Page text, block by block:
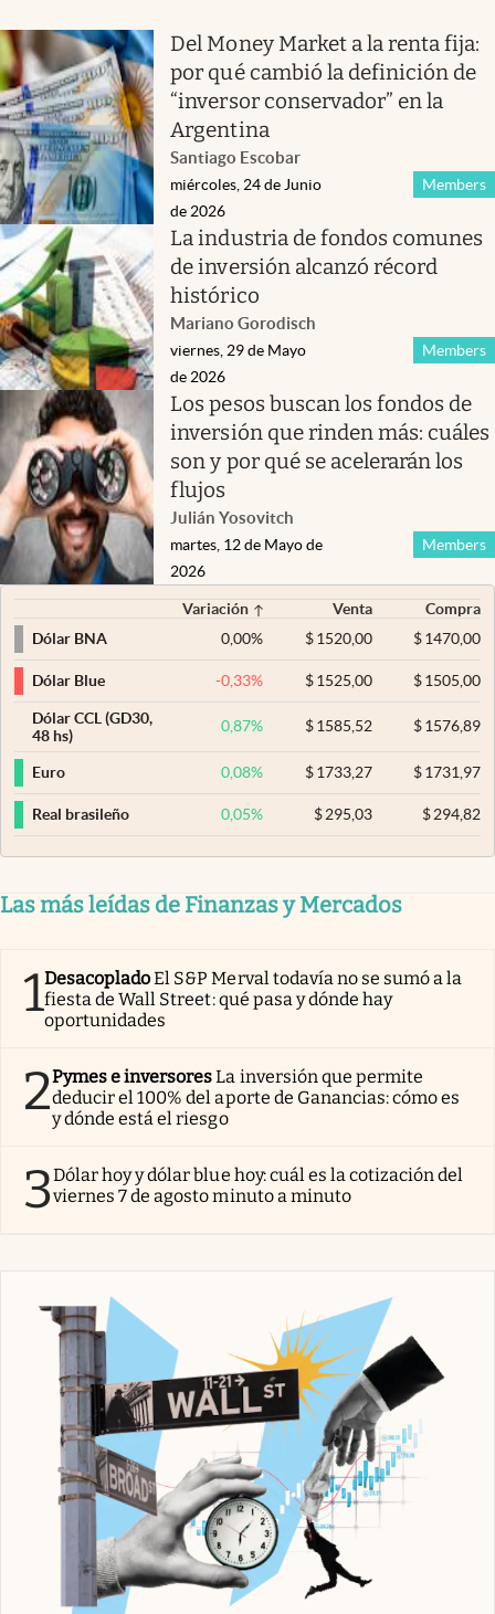
Del Money Market a la renta fija:
por qué cambió la definición de
“inversor conservador” en la
Argentina
Santiago Escobar
Members
miércoles, 24 de Junio
de 2026
La industria de fondos comunes
de inversión alcanzó récord
histórico
Mariano Gorodisch
Members
viernes, 29 de Mayo
de 2026
Los pesos buscan los fondos de
inversión que rinden más: cuáles
son y por qué se acelerarán los
flujos
Julián Yosovitch
Members
martes, 12 de Mayo de
2026
Variación Venta
Compra
Dólar BNA
0,00% $ 1520,00 $1470,00
Dólar Blue -0,33% $ 1525,00 $1505,00
Dólar CCL (GD30,
48 hs)
0,87% $ 1585,52 $1576,89
Euro 0,08% $ 1733,27 $1731,97
Real brasileño 0,05% $ 295,03 $294,82
Las más leídas de Finanzas y Mercados
1DesacopladoEl S&P Merval todavía no se sumó a la
fiesta de Wall Street: qué pasa y dónde hay
oportunidades
2Pymes e inversoresLa inversión que permite
deducir el 100% del aporte de Ganancias: cómo es
y dónde está el riesgo
3Dólar hoy y dólar blue hoy: cuál es la cotización del
viernes 7 de agosto minuto a minuto